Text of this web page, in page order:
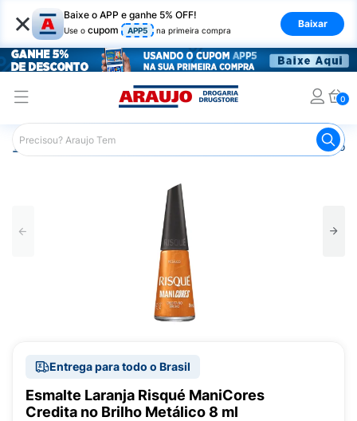
× Baixe o APP e ganhe 5% OFF!
Use o cupom APP5 na primeira compra
Baixar
0
Araujo Beleza e Cuidados Acetonas e
Entrega para todo o Brasil
Esmalte Laranja Risqué ManiCores
Credita no Brilho Metálico 8 ml